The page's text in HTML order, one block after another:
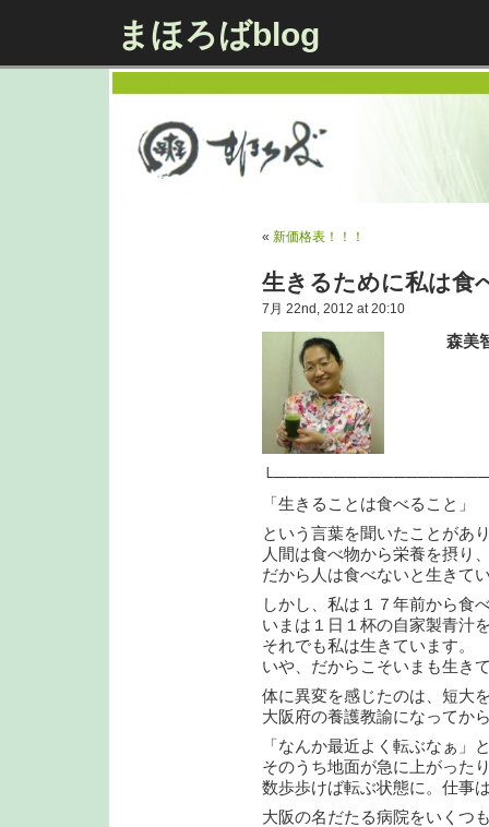
まほろばblog
« 新価格表！！！
生きるために私は食
7月 22nd, 2012 at 20:10
森美
「生きることは食べること」
という言葉を聞いたことがあ
人間は食べ物から栄養を摂り
だから人は食べないと生きて
しかし、私は１７年前から食
いまは１日１杯の自家製青汁
それでも私は生きています。
いや、だからこそいまも生き
体に異変を感じたのは、短大
大阪府の養護教諭になってか
「なんか最近よく転ぶなぁ」
そのうち地面が急に上がった
数歩歩けば転ぶ状態に。仕事
大阪の名だたる病院をいくつ